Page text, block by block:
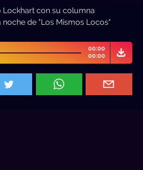
Lockhart con su columna
de "Los Mismos Locos"
00:00
00:00